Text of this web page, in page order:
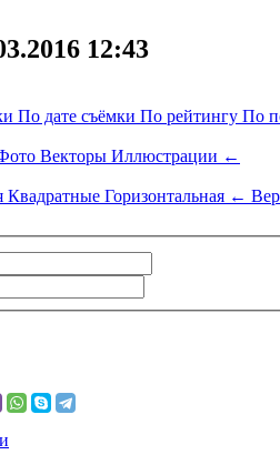
12:43
По дате съёмки По рейтингу По
Векторы Иллюстрации ←
Квадратные Горизонтальная ←